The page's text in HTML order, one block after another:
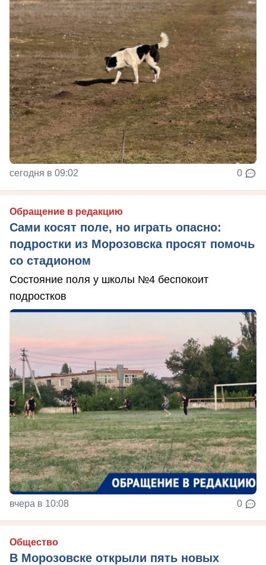
сегодня в 09:02 0
Обращение в редакцию
Сами косят поле, но играть опасно:
подростки из Морозовска просят помочь
со стадионом
Состояние поля у школы №4 беспокоит
подростков
вчера в 10:08 0
Общество
В Морозовске открыли пять новых